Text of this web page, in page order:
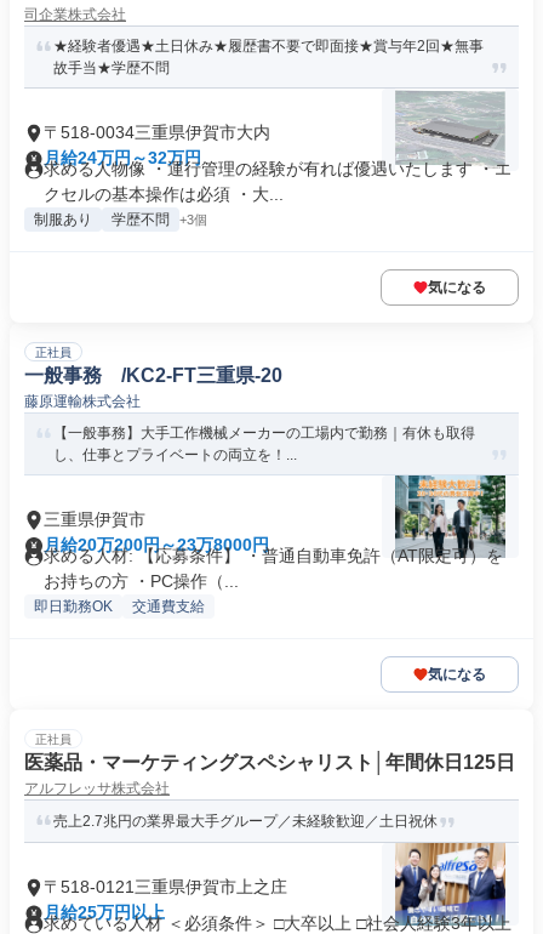
司企業株式会社
★経験者優遇★土日休み★履歴書不要で即面接★賞与年2回★無事
故手当★学歴不問
〒518-0034三重県伊賀市大内
月給24万円～32万円
求める人物像 ・運行管理の経験が有れば優遇いたします ・エ
クセルの基本操作は必須 ・大...
制服あり 学歴不問 +3個
気になる
正社員
一般事務 /KC2-FT三重県-20
藤原運輸株式会社
【一般事務】大手工作機械メーカーの工場内で勤務｜有休も取得
し、仕事とプライベートの両立を！...
三重県伊賀市
月給20万200円～23万8000円
求める人材: 【応募条件】 ・普通自動車免許（AT限定可）を
お持ちの方 ・PC操作（...
即日勤務OK 交通費支給
気になる
正社員
医薬品・マーケティングスペシャリスト│年間休日125日
アルフレッサ株式会社
売上2.7兆円の業界最大手グループ／未経験歓迎／土日祝休
〒518-0121三重県伊賀市上之庄
月給25万円以上
求めている人材 ＜必須条件＞ □大卒以上 □社会人経験3年以上